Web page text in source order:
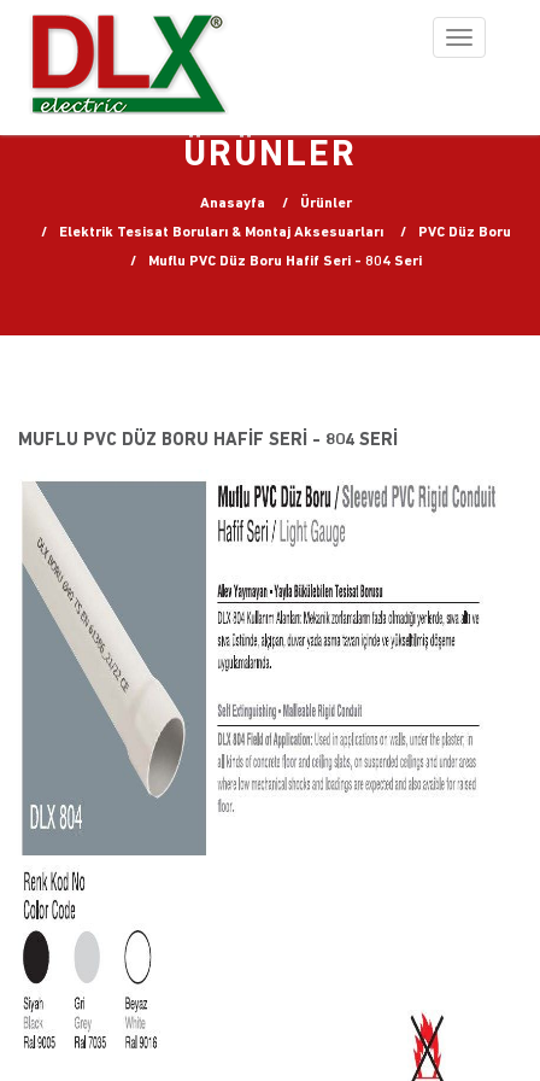
Toggle
navigation
ÜRÜNLER
Anasayfa
Ürünler
Elektrik Tesisat Boruları & Montaj Aksesuarları
PVC Düz Boru
Muflu PVC Düz Boru Hafif Seri - 804 Seri
MUFLU PVC DÜZ BORU HAFIF SERI - 804 SERI